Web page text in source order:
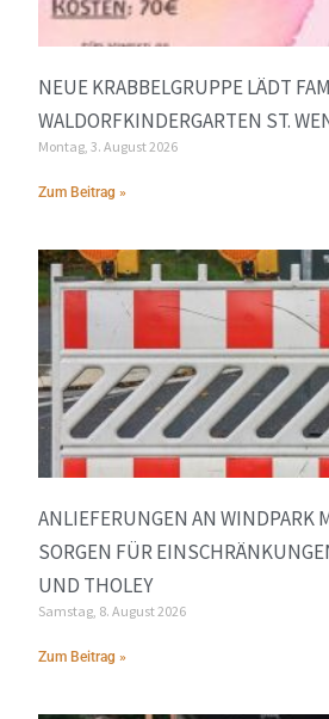
NEUE KRABBELGRUPPE LÄDT
WALDORFKINDERGARTEN ST.
Montag, 3. August 2026
Zum Beitrag »
ANLIEFERUNGEN AN WINDPARK
SORGEN FÜR
UND THOLEY
Samstag, 8. August 2026
Zum Beitrag »